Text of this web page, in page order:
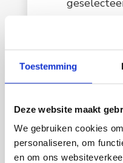
Toestemming
Deze website maakt
We gebruiken cookies
personaliseren, om
en om ons